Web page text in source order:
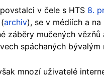
v čele s HTS 8.
archiv), se v médiích a na
záběry mučených vězňů
spáchaných bývalým
mnozí uživatelé